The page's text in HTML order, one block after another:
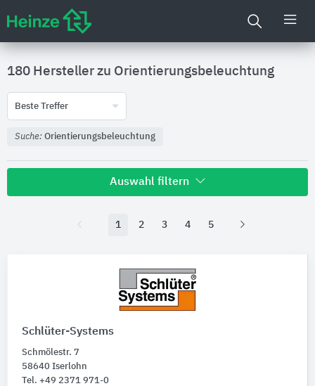
180 Hersteller zu Orientierungsbeleuchtung
Beste Treffer
Suche: Orientierungsbeleuchtung
Auswahl filtern
Nachhaltigkeit
Leuchtensysteme
Elektrische Lampen
1 2 3 4 5
Schlüter-Systems
Schmölestr. 7
58640 Iserlohn
Tel. +49 2371 971-0